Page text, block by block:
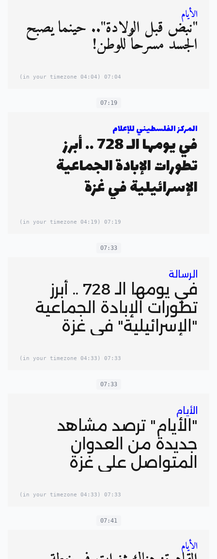
الأيام
"نبض قبل الولادة".. حينما يصبح
الجسد مسرحاً للوطن!
07:04
(04:04 in your timezone)
07:19
المركز الفلسطيني للإعلام
في يومها الـ 728 .. أبرز
تطورات الإبادة الجماعية
الإسرائيلية في غزة
07:19
(04:19 in your timezone)
07:33
الرسالة
في يومها الـ 728 .. أبرز
تطورات الإبادة الجماعية
"الإسرائيلية" في غزة
07:33
(04:33 in your timezone)
07:33
الأيام
"الأيام" ترصد مشاهد
جديدة من العدوان
المتواصل على غزة
07:33
(04:33 in your timezone)
07:41
الأيام